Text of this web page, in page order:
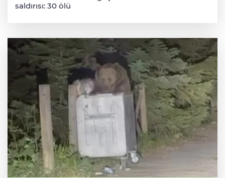
saldırısı: 30 ölü